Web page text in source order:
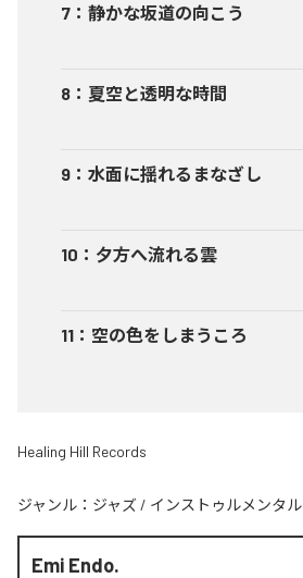
7 ： 静かな坂道の向こう
8 ： 夏空と透明な時間
9 ： 水面に揺れるまなざし
10 ： 夕方へ流れる雲
11 ： 空の色をしまうころ
Healing Hill Records
ジャンル： ジャズ / インストゥルメンタル
Emi Endo.